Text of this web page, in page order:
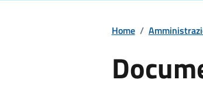
Home /